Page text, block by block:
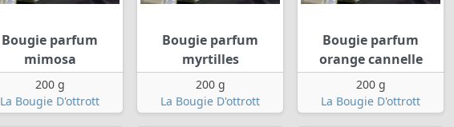
Bougie parfum
mimosa
200 g
La Bougie D'ottrott
Bougie parfum
myrtilles
200 g
La Bougie D'ottrott
Bougie parfum
orange cannelle
200 g
La Bougie D'ottrott